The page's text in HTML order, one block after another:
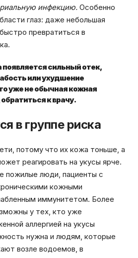
инфекцию. Особенно
глаз: даже небольшая
превратиться в
появляется сильный отек,
или ухудшение
уже не обычная кожная
к врачу.
в группе риска
потому что их кожа тоньше, а
реагировать на укусы ярче.
пожилые люди, пациенты с
кожными
иммунитетом. Более
у тех, кто уже
аллергией на укусы
нужна и людям, которые
возле водоемов, в